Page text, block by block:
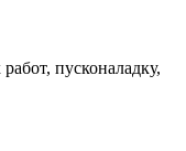
пусконаладку,